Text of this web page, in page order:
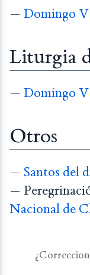
— Domingo V
Liturgia
— Domingo V
Otros
— Santos del
—
Nacional de